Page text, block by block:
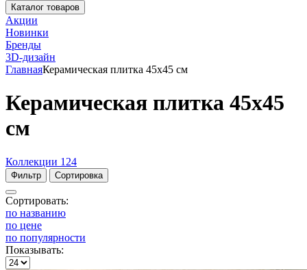
Каталог товаров
Акции
Новинки
Бренды
3D-дизайн
ГлавнаяКерамическая плитка 45x45 см
Керамическая плитка 45x45
см
Коллекции 124
Фильтр Сортировка
Сортировать:
по названию
по цене
по популярности
Показывать: